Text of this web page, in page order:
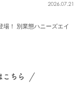
2026.07.21
場！ 別業態ハニーズエイ
こちら